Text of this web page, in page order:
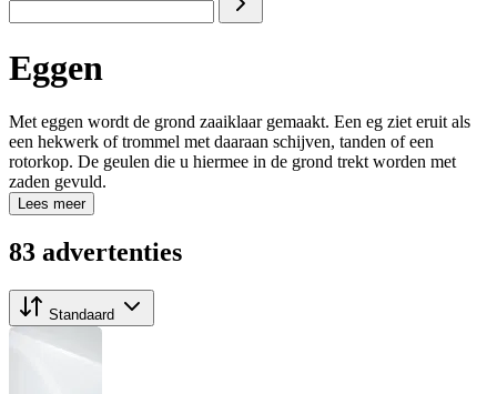
Eggen
Met eggen wordt de grond zaaiklaar gemaakt. Een eg ziet eruit als
een hekwerk of trommel met daaraan schijven, tanden of een
rotorkop. De geulen die u hiermee in de grond trekt worden met
zaden gevuld.
Lees meer
83 advertenties
Standaard